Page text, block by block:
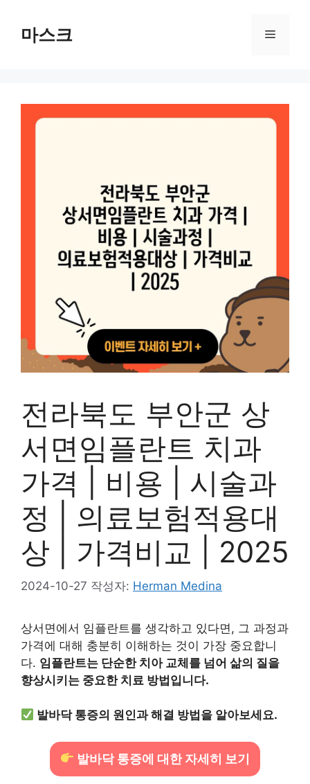
마스크 메
전라북도 부안군 상
서면임플란트 치과
가격 | 비용 | 시술과
정 | 의료보험적용대
상 | 가격비교 | 2025
2024-10-27 작성자: Herman Medina
상서면에서 임플란트를 생각하고 있다면, 그 과정과
가격에 대해 충분히 이해하는 것이 가장 중요합니
다. 임플란트는 단순한 치아 교체를 넘어 삶의 질을
향상시키는 중요한 치료 방법입니다.
발바닥 통증의 원인과 해결 방법을 알아보세요.
발바닥 통증에 대한 자세히 보기